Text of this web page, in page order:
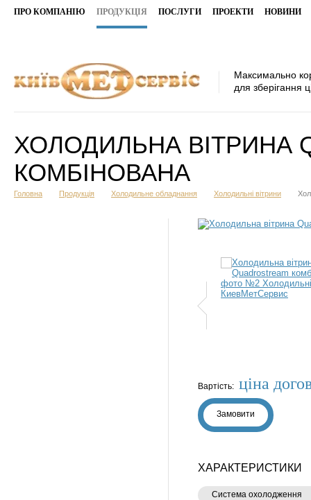
ПРО КОМПАНІЮ ПРОДУКЦІЯ ПОСЛУГИ ПРОЕКТИ НОВИНИ
Максимально
для зберігання
ХОЛОДИЛЬНА ВІТРИНА
КОМБІНОВАНА
Головна Продукція Холодильне обладнання Холодильні вітрини
Вартість: ціна
Замовити
ХАРАКТЕРИСТИКИ
Система охолодження